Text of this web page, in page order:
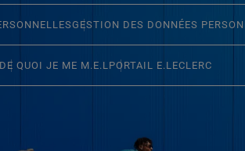
GESTION DES DONNÉES
DE QUOI JE ME M.E.LPORTAIL E.LECLERC